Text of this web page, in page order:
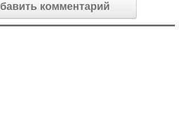
комментарий